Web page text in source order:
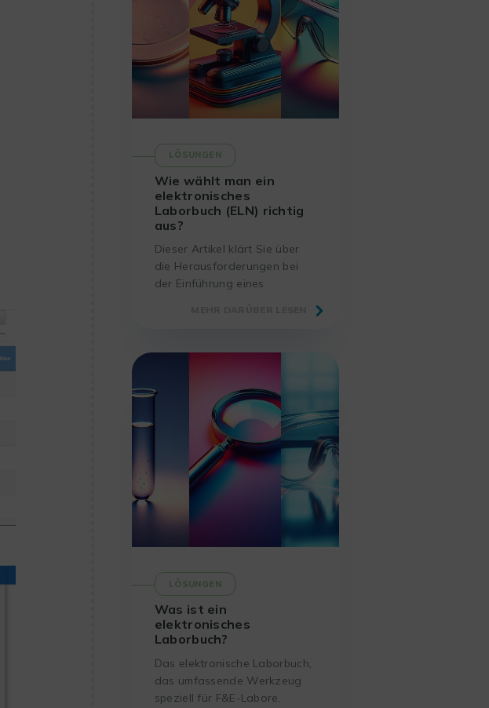
LÖSUNGEN
Wie wählt man ein
elektronisches
Laborbuch (ELN) richtig
aus?
Dieser Artikel klärt Sie über
die Herausforderungen bei
der Einführung eines
Umsetzung Ihrer idealen
LÖSUNGEN
Was ist ein
elektronisches
Laborbuch?
Das elektronische Laborbuch,
das umfassende Werkzeug
speziell für F&E-Labore.